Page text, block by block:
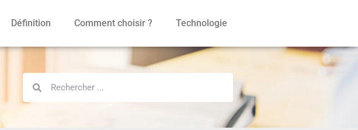
Définition Comment choisir ? Technologie